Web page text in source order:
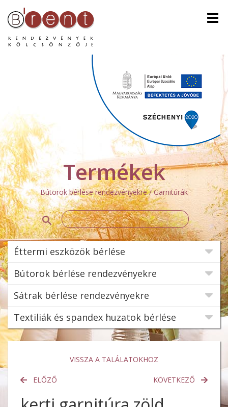
Termékek
Bútorok bérlése rendezvényekre / Garnitúrák
Éttermi eszközök bérlése
Bútorok bérlése rendezvényekre
Sátrak bérlése rendezvényekre
Textiliák és spandex huzatok bérlése
VISSZA A TALÁLATOKHOZ
ELŐZŐ KÖVETKEZŐ